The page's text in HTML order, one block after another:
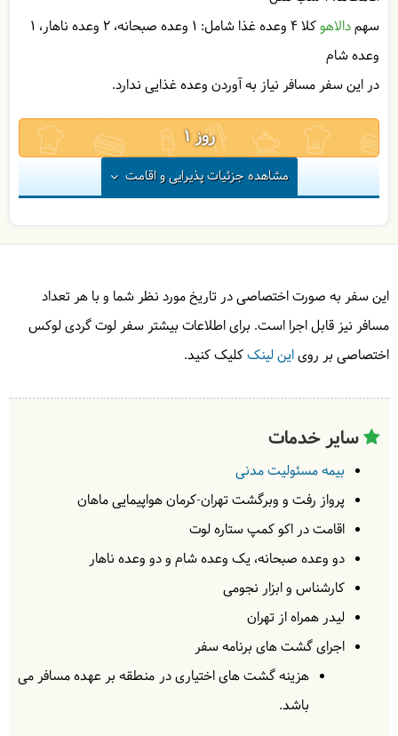
گنجعلی خان خواهیم رفت. وقت آزاد برای گشت در این
مجموعه خواهید داشت. درنهایت با کوله باری از خاطرات
پرواز کنیم.
صبحانه در کمپ توسط دالاهو ناهار در رستوران توسط دالاهو
سهمدالاهوکلا 4 وعده غذا شامل: 1 وعده صبحانه 2 وعده ناهار
1
وعده شام
در این سفر مسافر نیاز به آوردن وعده غذایی ندارد.
1
درکمپ| به عهدهدالاهو
2
درکمپ| به عهدهدالاهو
دررستوران
مشاهدهجزئیات پذیرایی و اقامت
این سفر به صورت اختصاصی در تاریخ مورد نظر شما و با هر تعداد
مسافر نیز قابل اجرا است. برای اطلاعات بیشتر سفر لوت گردی لوکس
اختصاصی بر رویاین لینککلیک کنید.
سایر خدمات
بیمه مسئولیت مدنی
پرواز رفت و وبرگشت تهران-کرمان هواپیمایی ماهان
اقامت در اکو کمپ ستاره لوت
دو وعده صبحانه، یک وعده شام و دو وعده ناهار
کارشناس و ابزار نجومی
لیدر همراه از تهران
اجرای گشت های برنامه سفر
هزینه گشت های اختیاری در منطقه بر عهده مسافر می
باشد.